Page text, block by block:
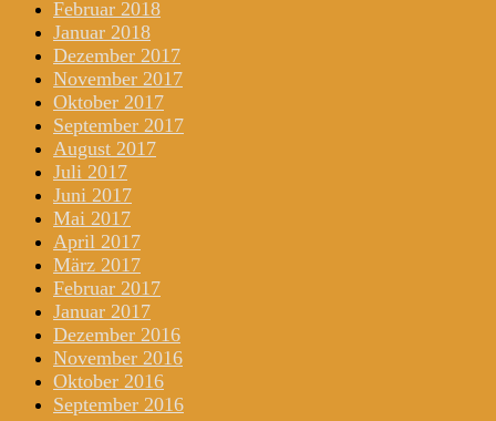
Februar 2018
Januar 2018
Dezember 2017
November 2017
Oktober 2017
September 2017
August 2017
Juli 2017
Juni 2017
Mai 2017
April 2017
März 2017
Februar 2017
Januar 2017
Dezember 2016
November 2016
Oktober 2016
September 2016